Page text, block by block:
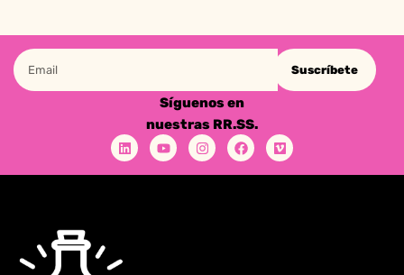
Suscríbete
Síguenos en
nuestras RR.SS.